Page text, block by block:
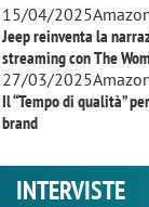
15/04/2025
Jeep reinventa la
streaming conThe
27/03/2025
Il “Tempo di qualità”
brand
INTERVISTE